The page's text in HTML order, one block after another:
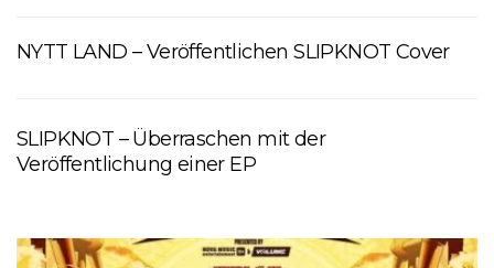
NYTT LAND – Veröffentlichen SLIPKNOT Cover
SLIPKNOT – Überraschen mit der
Veröffentlichung einer EP